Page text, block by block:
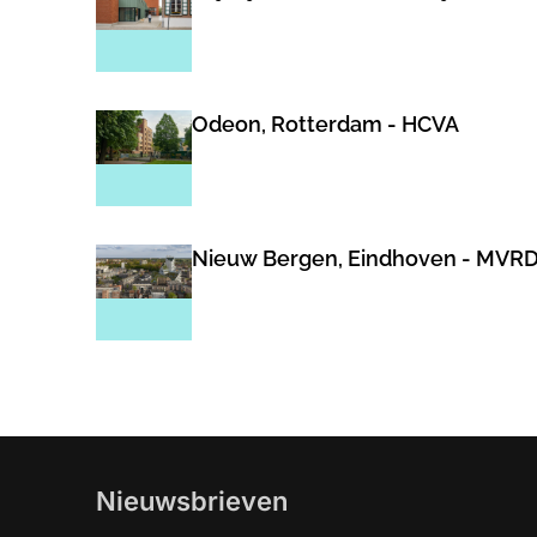
Odeon, Rotterdam - HCVA
Nieuw Bergen, Eindhoven -
Nieuwsbrieven